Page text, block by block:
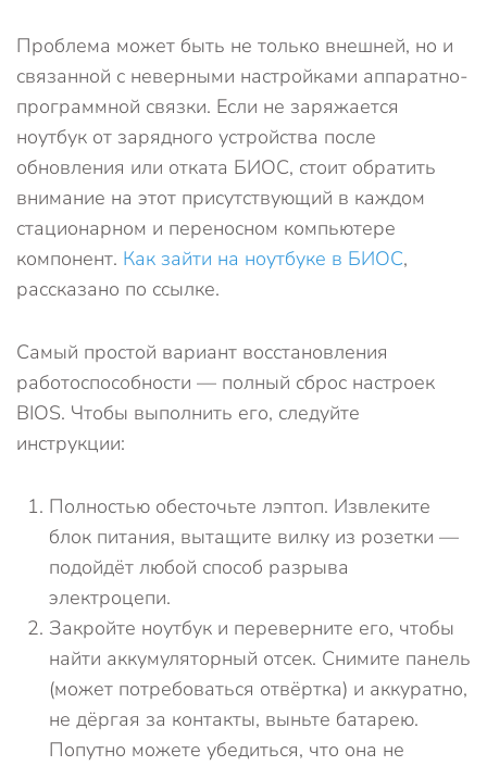
Проблема может быть не только внешней, но и
связанной с неверными настройками аппаратно-
программной связки. Если не заряжается
ноутбук от зарядного устройства после
обновления или отката БИОС, стоит обратить
внимание на этот присутствующий в каждом
стационарном и переносном компьютере
компонент. Как зайти на ноутбуке в БИОС,
рассказано по ссылке.
Самый простой вариант восстановления
работоспособности — полный сброс настроек
BIOS. Чтобы выполнить его, следуйте
инструкции:
Полностью обесточьте лэптоп. Извлеките
блок питания, вытащите вилку из розетки —
подойдёт любой способ разрыва
электроцепи.
Закройте ноутбук и переверните его, чтобы
найти аккумуляторный отсек. Снимите панель
(может потребоваться отвёртка) и аккуратно,
не дёргая за контакты, выньте батарею.
Попутно можете убедиться, что она не